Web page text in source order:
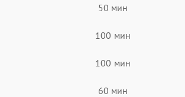
50 мин
100 мин
100 мин
60 мин